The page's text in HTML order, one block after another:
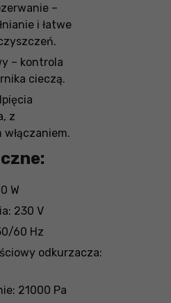
–
i łatwe
– kontrola
cieczą.
z
W
230 V
60 Hz
odkurzacza:
21000 Pa